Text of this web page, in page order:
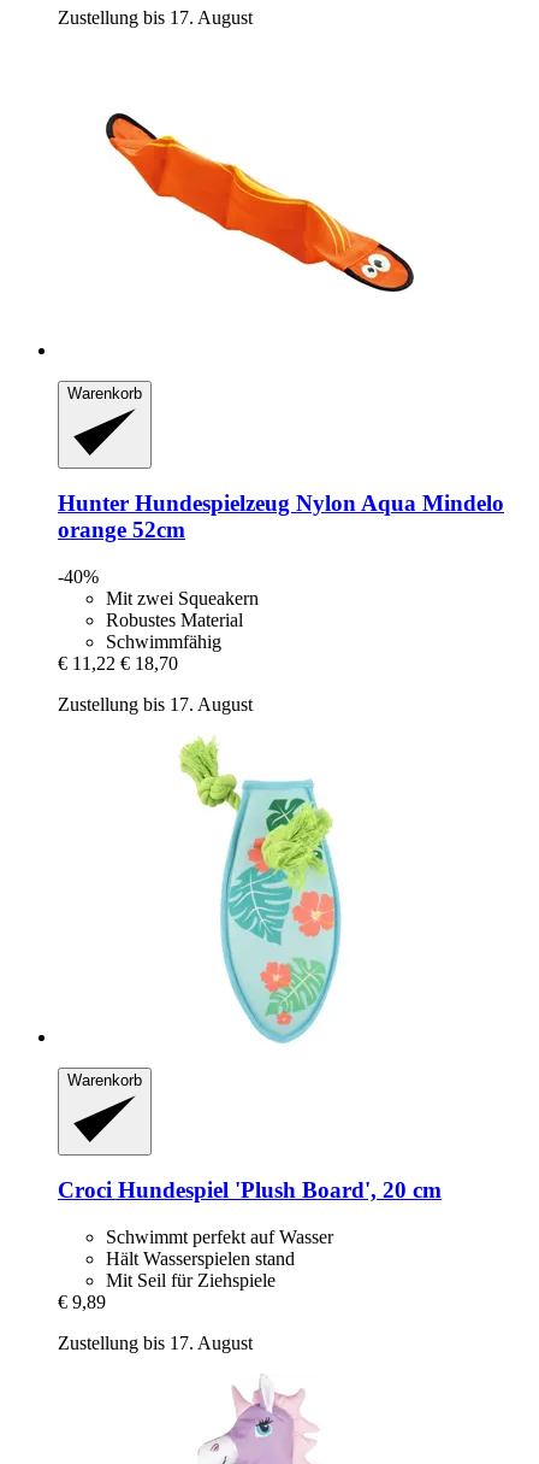
Zustellung bis 17. August
Warenkorb
Hunter Hundespielzeug Nylon Aqua Mindelo
orange 52cm
-40%
Mit zwei Squeakern
Robustes Material
Schwimmfähig
€ 11,22 € 18,70
Zustellung bis 17. August
Warenkorb
Croci Hundespiel 'Plush Board', 20 cm
Schwimmt perfekt auf Wasser
Hält Wasserspielen stand
Mit Seil für Ziehspiele
€ 9,89
Zustellung bis 17. August